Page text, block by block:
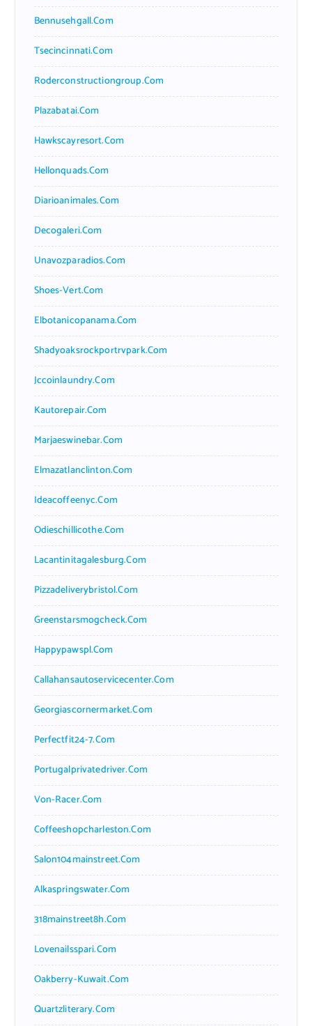
Bennusehgall.com
Tsecincinnati.com
Roderconstructiongroup.com
Plazabatai.com
Hawkscayresort.com
Hellonquads.com
Diarioanimales.com
Decogaleri.com
Unavozparadios.com
Shoes-Vert.com
Elbotanicopanama.com
Shadyoaksrockportrvpark.com
Jccoinlaundry.com
Kautorepair.com
Marjaeswinebar.com
Elmazatlanclinton.com
Ideacoffeenyc.com
Odieschillicothe.com
Lacantinitagalesburg.com
Pizzadeliverybristol.com
Greenstarsmogcheck.com
Happypawspl.com
Callahansautoservicecenter.com
Georgiascornermarket.com
Perfectfit24-7.com
Portugalprivatedriver.com
Von-Racer.com
Coffeeshopcharleston.com
Salon104mainstreet.com
Alkaspringswater.com
318mainstreet8h.com
Lovenailsspari.com
Oakberry-Kuwait.com
Quartzliterary.com